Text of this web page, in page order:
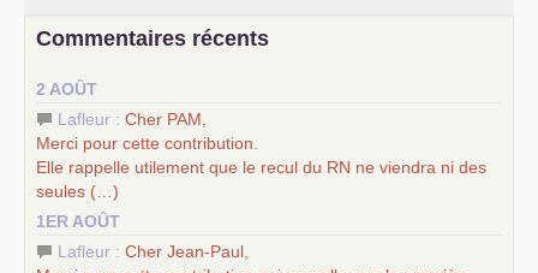
science sociale de notre temps
d’Europe
–lescinq chantiers pour contribuer au débat sur le projet
communiste
Commentaires récents
2 AOÛT
Lafleur : Cher PAM
Merci pour cette contribution.
Elle rappelle utilement que le recul du RN ne viendra ni des
seules (…)
1ER AOÛT
Lafleur : Cher Jean-Paul,